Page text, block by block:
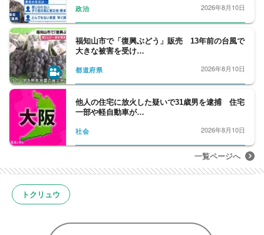
政治 2026年8月10日
福知山市で「復興ぶどう」販売 13年前の台風で
大きな被害を受け…
都道府県 2026年8月10日
他人の住宅に放火した疑いで31歳男を逮捕 住宅
一部や軽自動車が…
社会 2026年8月10日
一覧ページへ
トクリュウ